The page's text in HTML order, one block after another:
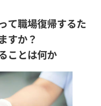
て職場復帰するた
すか？
ことは何か